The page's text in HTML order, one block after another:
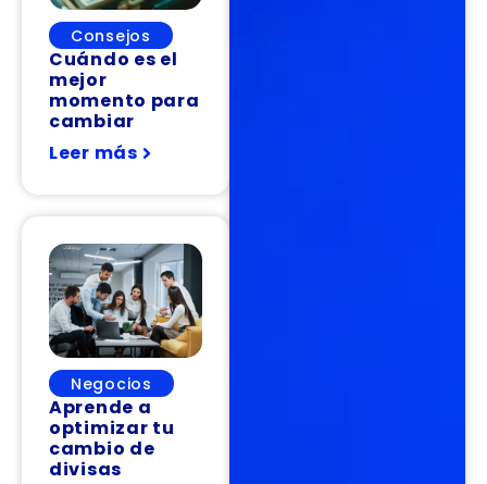
Consejos
Cuándo es el
mejor
momento para
cambiar
Leer más
Negocios
Aprende a
optimizar tu
cambio de
divisas